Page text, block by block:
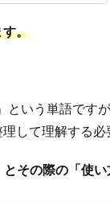
す。
」という単語ですが
して理解する必
とその際の「使い